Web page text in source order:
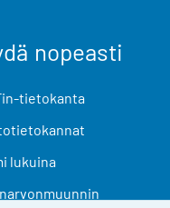
nopeasti
tietokanta
lukuina